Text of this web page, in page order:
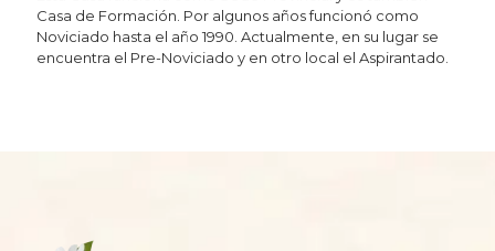
Casa de Formación. Por algunos años funcionó como
Noviciado hasta el año 1990. Actualmente, en su lugar se
encuentra el Pre-Noviciado y en otro local el Aspirantado.